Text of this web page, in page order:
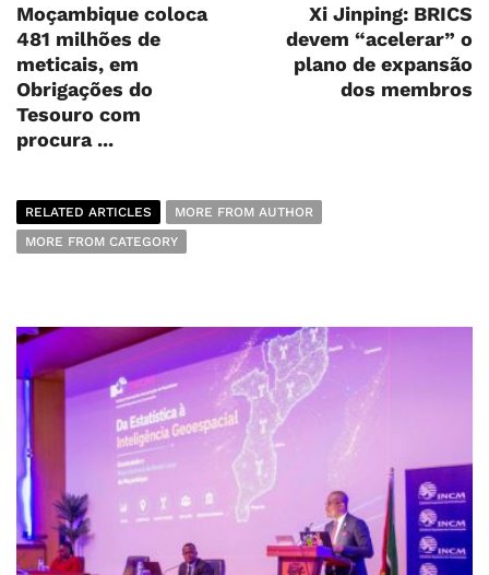
Moçambique coloca
481 milhões de
meticais, em
Obrigações do
Tesouro com
procura ...
Xi Jinping: BRICS
devem “acelerar” o
plano de expansão
dos membros
RELATED ARTICLES
MORE FROM AUTHOR
MORE FROM CATEGORY